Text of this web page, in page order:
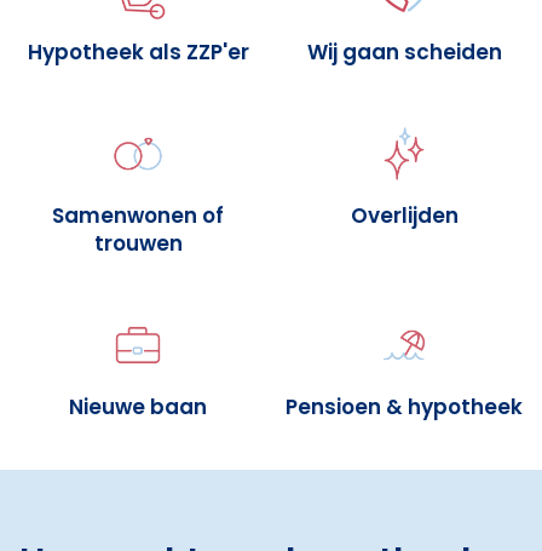
Hypotheek als ZZP'er Wij gaan scheiden
Samenwonen of
trouwen
Overlijden
Nieuwe baan Pensioen & hypotheek